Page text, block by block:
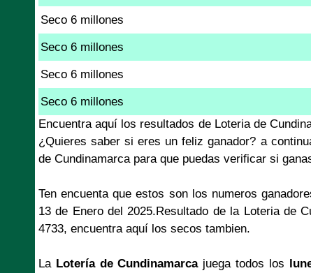
Seco 6 millones
Seco 6 millones
Seco 6 millones
Seco 6 millones
Encuentra aquí los resultados de Loteria de
¿Quieres saber si eres un feliz ganador? a
de Cundinamarca para que puedas verificar si
Ten encuenta que estos son los numeros
13 de Enero del 2025.Resultado de la Loteria de
4733, encuentra aquí los secos tambien.
La Lotería de Cundinamarcajuega todos los